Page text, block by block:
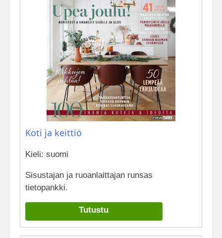
Koti ja keittiö
Kieli: suomi
Sisustajan ja ruoanlaittajan runsas
tietopankki.
Tutustu